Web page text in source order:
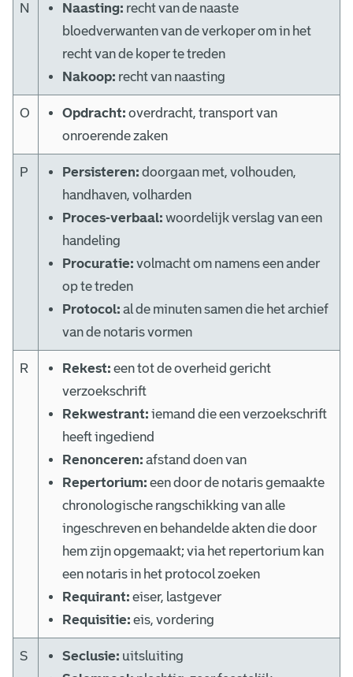
N Naasting: recht van de naaste
bloedverwanten van de verkoper om in het
recht van de koper te treden
Nakoop: recht van naasting
O Opdracht: overdracht, transport van
onroerende zaken
P Persisteren: doorgaan met, volhouden,
handhaven, volharden
Proces-verbaal: woordelijk verslag van een
handeling
Procuratie: volmacht om namens een ander
op te treden
Protocol: al de minuten samen die het archief
van de notaris vormen
R Rekest: een tot de overheid gericht
verzoekschrift
Rekwestrant: iemand die een verzoekschrift
heeft ingediend
Renonceren: afstand doen van
Repertorium: een door de notaris gemaakte
chronologische rangschikking van alle
ingeschreven en behandelde akten die door
hem zijn opgemaakt; via het repertorium kan
een notaris in het protocol zoeken
Requirant: eiser, lastgever
Requisitie: eis, vordering
S Seclusie: uitsluiting